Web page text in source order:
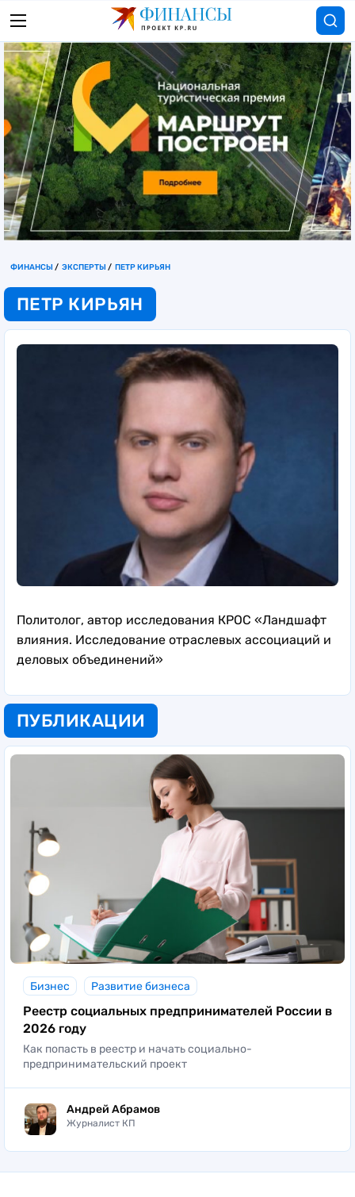
ФИНАНСЫ ЭКСПЕРТЫ ПЕТР КИРЬЯН
ПЕТР КИРЬЯН
Политолог, автор исследования КРОС «Ландшафт
влияния. Исследование отраслевых ассоциаций и
деловых объединений»
ПУБЛИКАЦИИ
Бизнес Развитие бизнеса
Реестр социальных предпринимателей России в
2026 году
Как попасть в реестр и начать социально-
предпринимательский проект
Андрей Абрамов
Журналист КП